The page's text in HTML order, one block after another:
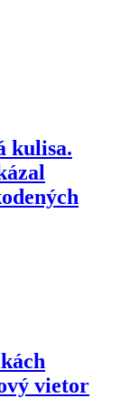
kulisa.
vietor